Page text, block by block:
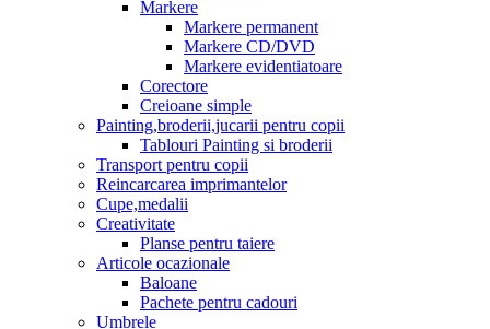
Markere
Markere permanent
Markere CD/DVD
Markere evidentiatoare
Corectore
Creioane simple
Painting,broderii,jucarii pentru copii
Tablouri Painting si broderii
Transport pentru copii
Reincarcarea imprimantelor
Cupe,medalii
Creativitate
Planse pentru taiere
Articole ocazionale
Baloane
Pachete pentru cadouri
Umbrele